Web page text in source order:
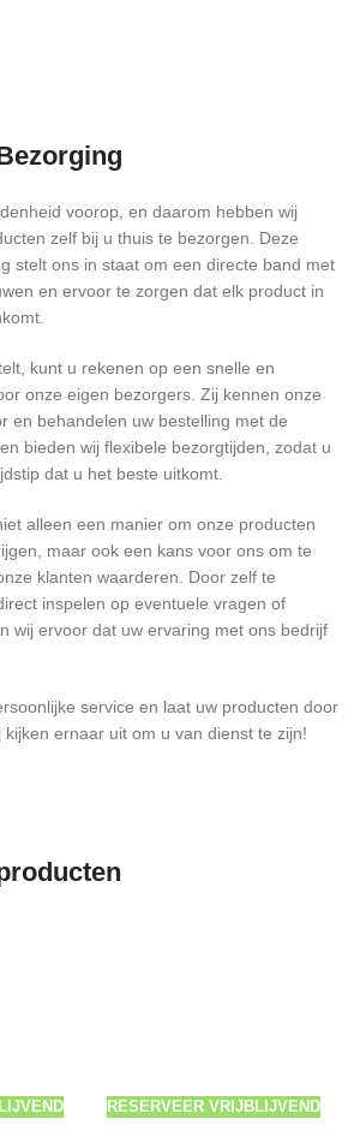
voorop, en daarom hebben wij
zelf bij u thuis te bezorgen. Deze
stelt ons in staat om een directe band met
en ervoor te zorgen dat elk product in
kunt u rekenen op een snelle en
onze eigen bezorgers. Zij kennen onze
en behandelen uw bestelling met de
bieden wij flexibele bezorgtijden, zodat u
dat u het beste uitkomt.
alleen een manier om onze producten
maar ook een kans voor ons om te
klanten waarderen. Door zelf te
inspelen op eventuele vragen of
wij ervoor dat uw ervaring met ons bedrijf
service en laat uw producten door
ernaar uit om u van dienst te zijn!
RESERVEER VRIJBLIJVEND